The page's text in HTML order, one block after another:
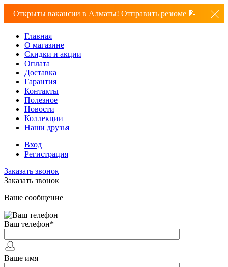
Открыты вакансии в Алматы! Отправить резюме 📝
Главная
О магазине
Скидки и акции
Оплата
Доставка
Гарантия
Контакты
Полезное
Новости
Коллекции
Наши друзья
Вход
Регистрация
Заказать звонок
Заказать звонок
Ваше сообщение
Ваш телефон*
Ваше имя